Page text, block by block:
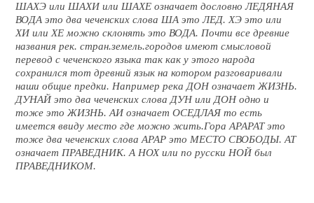
ШАХЭ или ШАХИ или ШАХЕ означает дословно ЛЕДЯНАЯ
ВОДА это два чеченских слова ША это ЛЕД. ХЭ это или
ХИ или ХЕ можно склонять это ВОДА. Почти все древние
названия рек. стран.земель.городов имеют смысловой
перевод с чеченского языка так как у этого народа
сохранился тот древний язык на котором разговаривали
наши общие предки. Например река ДОН означает ЖИЗНЬ.
ДУНАЙ это два чеченских слова ДУН или ДОН одно и
тоже это ЖИЗНЬ. АИ означает ОСЕДЛАЯ то есть
имеется ввиду место где можно жить.Гора АРАРАТ это
тоже два чеченских слова АРАР это МЕСТО СВОБОДЫ. АТ
означает ПРАВЕДНИК. А НОХ или по русски НОЙ был
ПРАВЕДНИКОМ.